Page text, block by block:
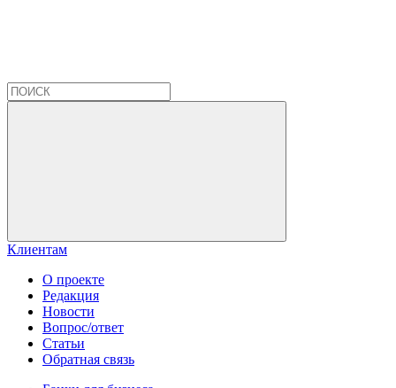
Клиентам
О проекте
Редакция
Новости
Вопрос/ответ
Статьи
Обратная связь